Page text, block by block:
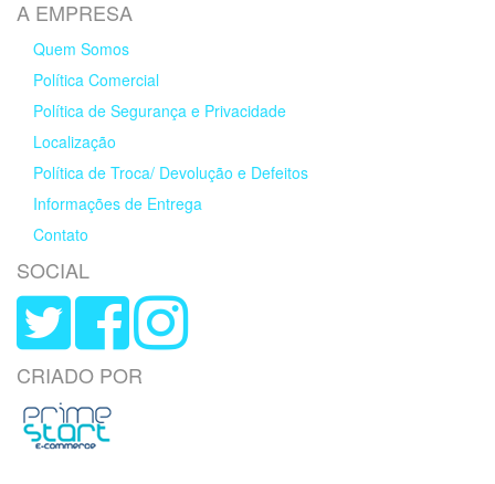
A EMPRESA
Quem Somos
Política Comercial
Política de Segurança e Privacidade
Localização
Política de Troca/ Devolução e Defeitos
Informações de Entrega
Contato
SOCIAL
CRIADO POR